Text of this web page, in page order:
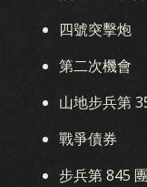
四號突擊炮
第二次機會
山地步兵第
戰爭債券
步兵第 845 團